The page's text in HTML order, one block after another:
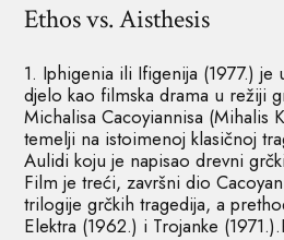
Ethos vs. Aisthesis
1. Iphigenia ili Ifigenija (1977.) je
djelo kao filmska drama u režiji
Michalisa Cacoyiannisa (Mihalis
temelji na istoimenoj klasičnoj
Aulidi koju je napisao drevni
Film je treći, završni dio
trilogije grčkih tragedija, a
Elektra (1962.) i Trojanke